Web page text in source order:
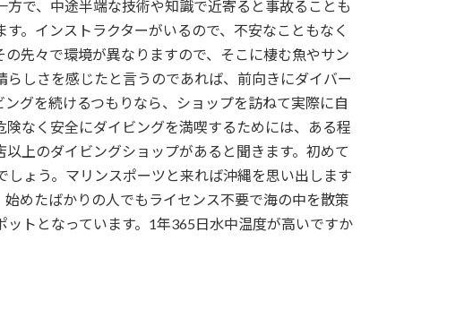
で、中途半端な技術や知識で近寄ると事故ることも
。インストラクターがいるので、不安なこともなく
先々で環境が異なりますので、そこに棲む魚やサン
しさを感じたと言うのであれば、前向きにダイバー
グを続けるつもりなら、ショップを訪ねて実際に自
なく安全にダイビングを満喫するためには、ある程
上のダイビングショップがあると聞きます。初めて
ょう。マリンスポーツと来れば沖縄を思い出します
めたばかりの人でもライセンス不要で海の中を散策
トとなっています。1年365日水中温度が高いですか